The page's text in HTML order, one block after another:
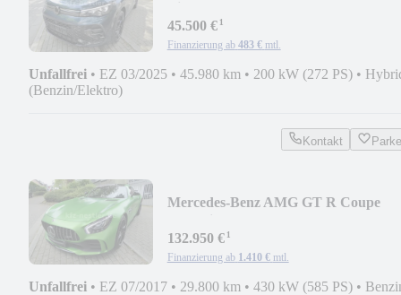
45.500 €¹
Finanzierung ab 483 € mtl.
Unfallfrei • EZ 03/2025 • 45.980 km • 200 kW (272 PS) •
(Benzin/Elektro)
Kontakt
Mercedes-Benz AMG GT R Coupe
132.950 €¹
Finanzierung ab 1.410 € mtl.
Unfallfrei • EZ 07/2017 • 29.800 km • 430 kW (585 PS) •